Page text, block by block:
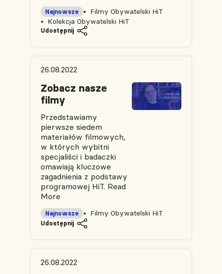
Filmy Obywatelski HiT
Najnowsze
Kolekcja Obywatelski HiT
Udostępnij
26.08.2022
Zobacz nasze
filmy
Przedstawiamy
pierwsze siedem
materiałów filmowych,
w których wybitni
specjaliści i badaczki
omawiają kluczowe
zagadnienia z podstawy
programowej HiT. Read
More
Filmy Obywatelski HiT
Najnowsze
Udostępnij
26.08.2022